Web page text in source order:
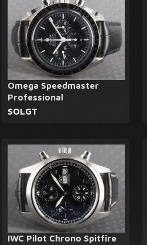
Omega Speedmaster
Professional
SOLGT
IWC Pilot Chrono Spitfire